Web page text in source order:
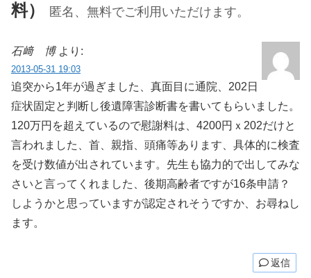
料）
匿名、無料でご利用いただけます。
石﨑 博 より:
2013-05-31 19:03
追突から1年が過ぎました、真面目に通院、202日
症状固定と判断し後遺障害診断書を書いてもらいました。
120万円を超えているので慰謝料は、4200円ｘ202だけと
言われました、首、親指、頭痛等あります、具体的に検査
を受け数値が出されています。先生も協力的で出してみな
さいと言ってくれました、後期高齢者ですが16条申請？
しようかと思っていますが認定されそうですか、お尋ねし
ます。
返信